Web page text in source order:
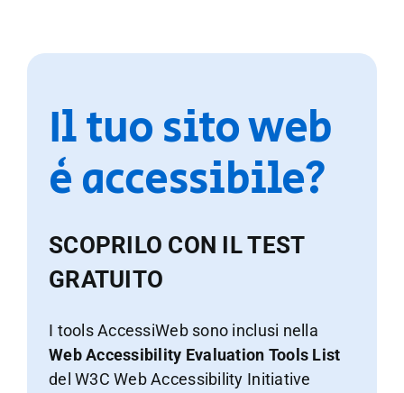
Il tuo sito web
è accessibile?
SCOPRILO CON IL TEST
GRATUITO
I tools AccessiWeb sono inclusi nella
Web Accessibility Evaluation Tools List
del W3C Web Accessibility Initiative